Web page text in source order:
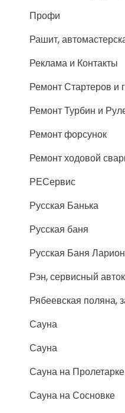
Профи
Рашит,
Реклама и Контакты
Ремонт Стартеров и
Ремонт Турбин и
Ремонт форсунок
Ремонт ходовой
РЕСервис
Русская Банька
Русская баня
Русская Баня
Рэн, сервисный
Рябеевская поляна,
Сауна
Сауна
Сауна на Пролетарке
Сауна на Сосновке